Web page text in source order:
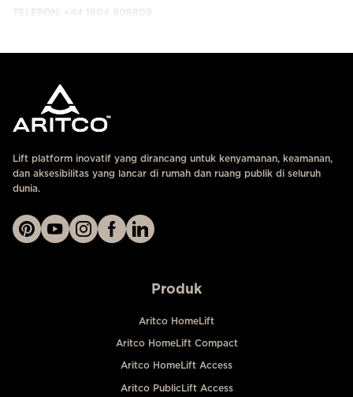
TELEPON: +44 1604 808809
Lift platform inovatif yang dirancang untuk kenyamanan, keamanan,
dan aksesibilitas yang lancar di rumah dan ruang publik di seluruh
dunia.
Produk
Aritco HomeLift
Aritco HomeLift Compact
Aritco HomeLift Access
Aritco PublicLift Access